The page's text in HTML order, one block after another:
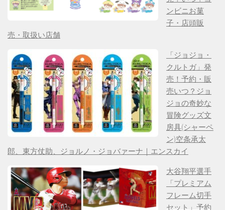
ンビニお菓
子・店頭販
売・取扱い店舗
「ジョジョ・
クルトガ」発
売！予約・販
売いつ？ジョ
ジョの奇妙な
冒険グッズ文
房具(シャーペ
ン)空条承太
郎、東方仗助、ジョルノ・ジョバァーナ｜エンスカイ
大谷翔平選手
「プレミアム
フレーム切手
セット」予約